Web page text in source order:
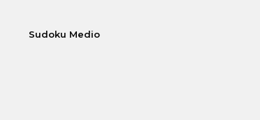
Sudoku Medio